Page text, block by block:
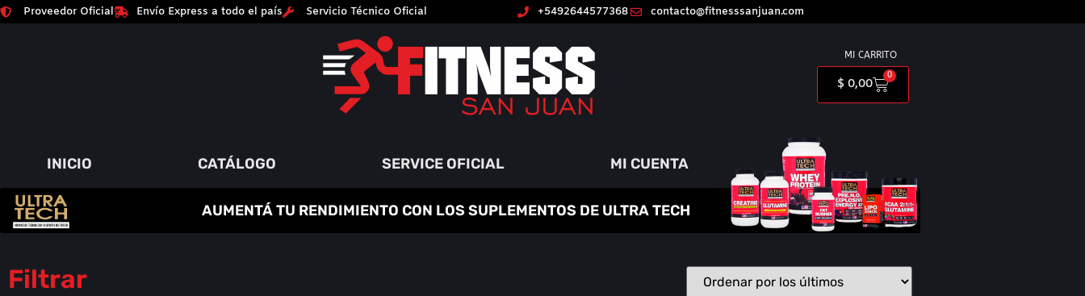
Proveedor Oficial Envío Express a todo el país Servicio Técnico Oficial +5492644577368 contacto@fitnesssanjuan.com
MI CARRITO
$ 0,00
0
INICIO CATÁLOGO SERVICE OFICIAL MI CUENTA
PROTEÍNAS
AMINO
QUEMADOR
Y MÁS
AUMENTÁ TU RENDIMIENTO CON LOS SUPLEMENTOS DE ULTRA TECH
Filtrar